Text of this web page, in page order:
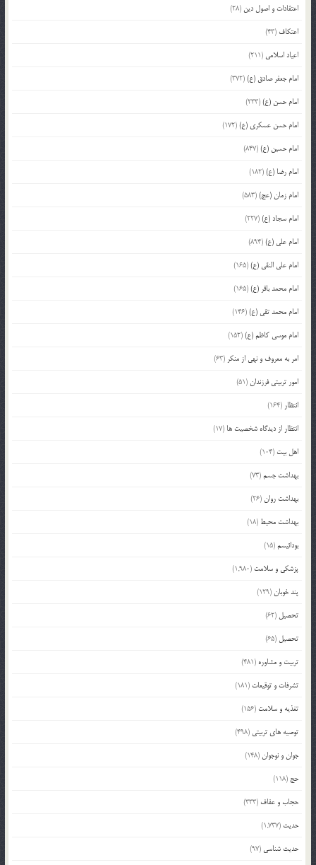
اعتقادات و اصول دین (28)
اعتکاف (43)
اعیاد اسلامی (211)
امام جعفر صادق (ع)(372)
امام حسن (ع)(233)
امام حسن عسکری (ع)(172)
امام حسین (ع)(847)
امام رضا (ع)(182)
امام زمان (عج)(583)
امام سجاد (ع)(227)
امام علی (ع)(894)
امام علی النقی (ع)(165)
امام محمد باقر (ع)(165)
امام محمد تقی (ع)(146)
امام موسی کاظم (ع)(152)
امر به معروف و نهی از منکر (63)
امور تربیتی فرزندان(51)
انتظار (164)
انتظار از دیدگاه شخصیت ها (17)
اهل بیت (104)
بهداشت جسم(73)
بهداشت روان(26)
بهداشت محیط (18)
بودائیسم(15)
پزشکی و سلامت (1,980)
پند خوبان(129)
تحصیل (62)
تحصیل (65)
تربیت و مشاوره (481)
تشرفات و توقیعات (181)
تغذیه و سلامت (156)
توصیه های تربیتی (498)
جوان و نوجوان(148)
حج (118)
حجاب و عفاف (333)
حدیث (1,737)
حدیث شناسی (97)